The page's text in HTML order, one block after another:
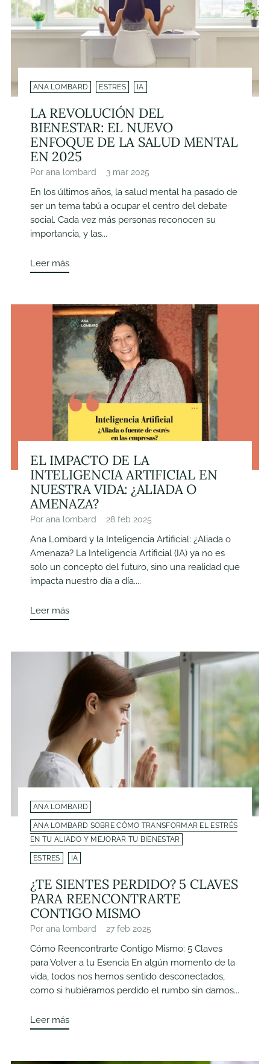
ANA LOMBARD ESTRES IA
LA REVOLUCIÓN DEL
BIENESTAR: EL NUEVO
ENFOQUE DE LA SALUD MENTAL
EN 2025
Por ana lombard 3 mar 2025
En los últimos años, la salud mental ha pasado de
ser un tema tabú a ocupar el centro del debate
social. Cada vez más personas reconocen su
importancia, y las...
Leer más
EL IMPACTO DE LA
INTELIGENCIA ARTIFICIAL EN
NUESTRA VIDA: ¿ALIADA O
AMENAZA?
Por ana lombard 28 feb 2025
Ana Lombard y la Inteligencia Artificial: ¿Aliada o
Amenaza? La Inteligencia Artificial (IA) ya no es
solo un concepto del futuro, sino una realidad que
impacta nuestro día a día....
Leer más
ANA LOMBARD
ANA LOMBARD SOBRE CÓMO TRANSFORMAR EL ESTRÉS
EN TU ALIADO Y MEJORAR TU BIENESTAR
ESTRES IA
¿TE SIENTES PERDIDO? 5 CLAVES
PARA REENCONTRARTE
CONTIGO MISMO
Por ana lombard 27 feb 2025
Cómo Reencontrarte Contigo Mismo: 5 Claves
para Volver a tu Esencia En algún momento de la
vida, todos nos hemos sentido desconectados,
como si hubiéramos perdido el rumbo sin darnos...
Leer más